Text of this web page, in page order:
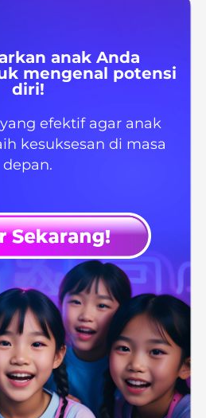
anak Anda
mengenal potensi
diri!
efektif agar anak
kesuksesan di masa
depan.